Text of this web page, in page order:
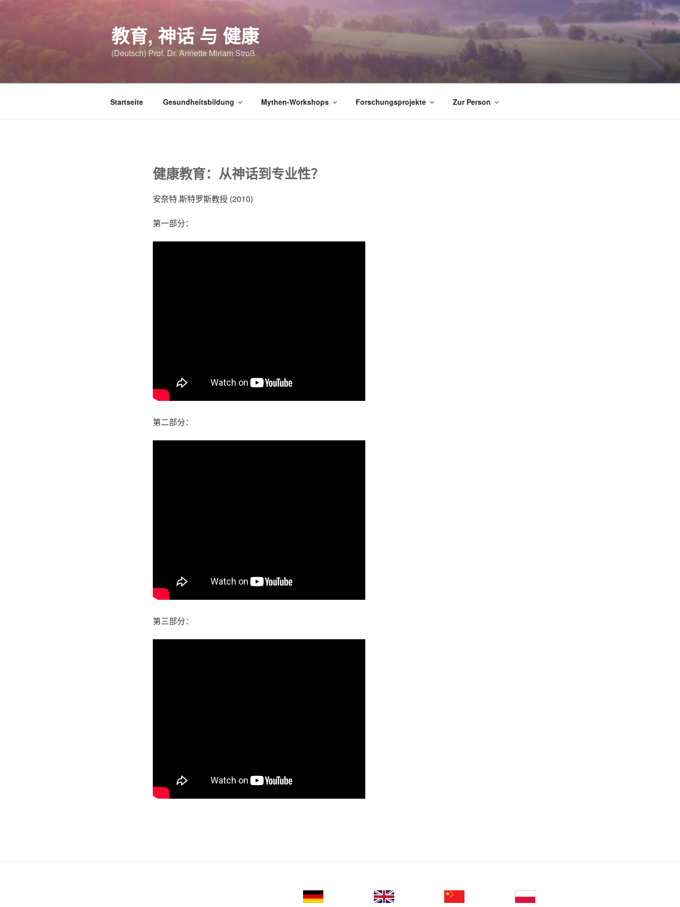
教育, 神话 与 健康
(Deutsch) Prof. Dr. Annette Miriam Stroß
Startseite Gesundheitsbildung Mythen-Workshops Forschungsprojekte Zur Person
健康教育：从神话到专业性？
安奈特.斯特罗斯教授 (2010)
第一部分：
第二部分：
第三部分：